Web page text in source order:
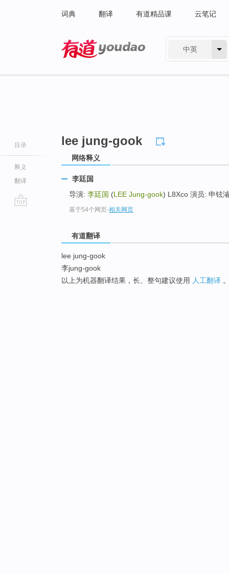
词典 翻译 有道精品课 云笔记
中英
目录
释义
翻译
lee jung-gook
网络释义
李廷国
导演: 李廷国 (LEE Jung-gook) L8Xco 演员: 申铉
基于54个网页-相关网页
有道翻译
lee jung-gook
李jung-gook
以上为机器翻译结果，长、整句建议使用 人工翻译